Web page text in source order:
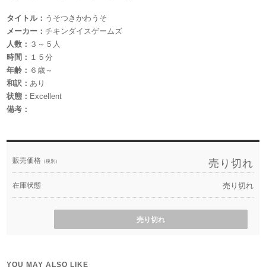
タイトル： うそつきかわうそ
メーカー：チキンダイスゲームズ
人数： ３～５人
時間： １５分
年齢： ６歳～
和訳：あり
状態： Excellent
備考：
販売価格 （税別） 売り切れ
在庫状態 売り切れ
売り切れ
YOU MAY ALSO LIKE